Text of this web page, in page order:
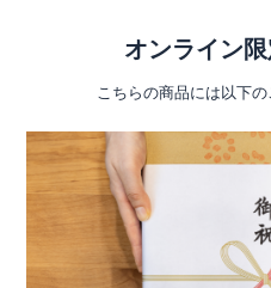
オンライン
こちらの商品には以下の